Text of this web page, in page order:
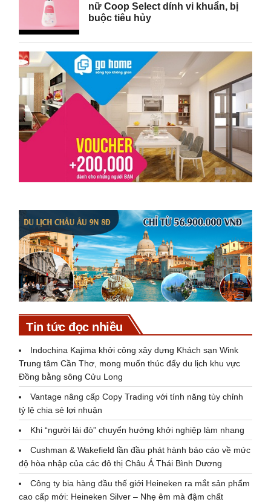
nữ Coop Select dính vi khuẩn, bị
buộc tiêu hủy
Tin tức đọc nhiều
Indochina Kajima khởi công xây dựng Khách sạn Wink
Trung tâm Cần Thơ, mong muốn thúc đẩy du lịch khu vực
Đồng bằng sông Cửu Long
Vantage nâng cấp Copy Trading với tính năng tùy chỉnh
tỷ lệ chia sẻ lợi nhuận
Khi “người lái đò” chuyển hướng khởi nghiệp làm nhang
Cushman & Wakefield lần đầu phát hành báo cáo về mức
độ hòa nhập của các đô thị Châu Á Thái Bình Dương
Công ty bia hàng đầu thế giới Heineken ra mắt sản phẩm
cao cấp mới: Heineken Silver – Nhẹ êm mà đậm chất